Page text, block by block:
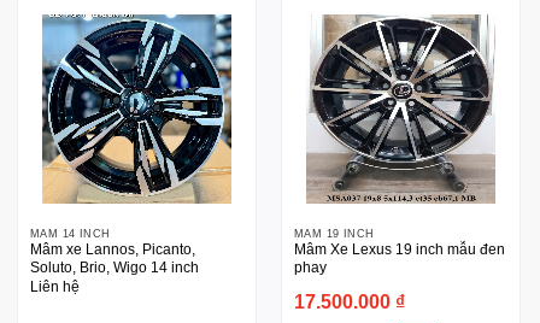
MÂM 14 INCH
Mâm xe Lannos, Picanto,
Soluto, Brio, Wigo 14 inch
Liên hệ
MÂM 19 INCH
Mâm Xe Lexus 19 inch mẫu đen
phay
17.500.000 ₫